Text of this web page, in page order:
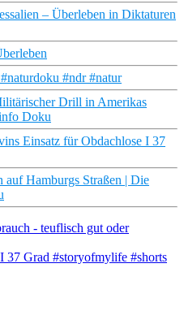
– Überleben in Diktaturen
#ndr #natur
Drill in Amerikas
Doku
Einsatz für Obdachlose I 37
Hamburgs Straßen | Die
- teuflisch gut oder
37 Grad #storyofmylife #shorts